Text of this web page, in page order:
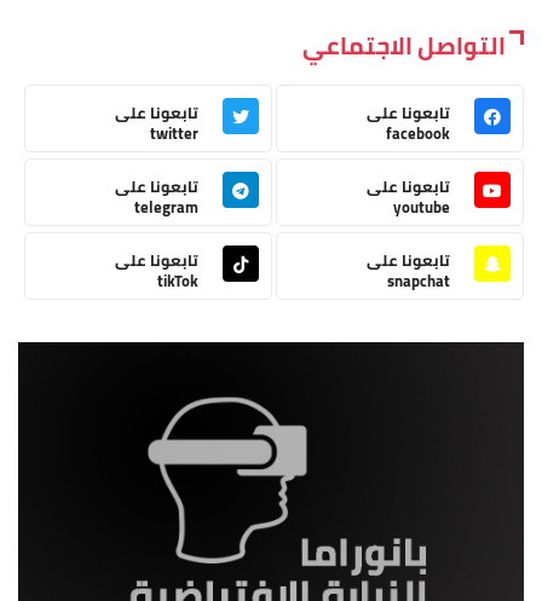
التواصل الاجتماعي
تابعونا على
facebook
تابعونا على
twitter
تابعونا على
youtube
تابعونا على
telegram
تابعونا على
snapchat
تابعونا على
tikTok